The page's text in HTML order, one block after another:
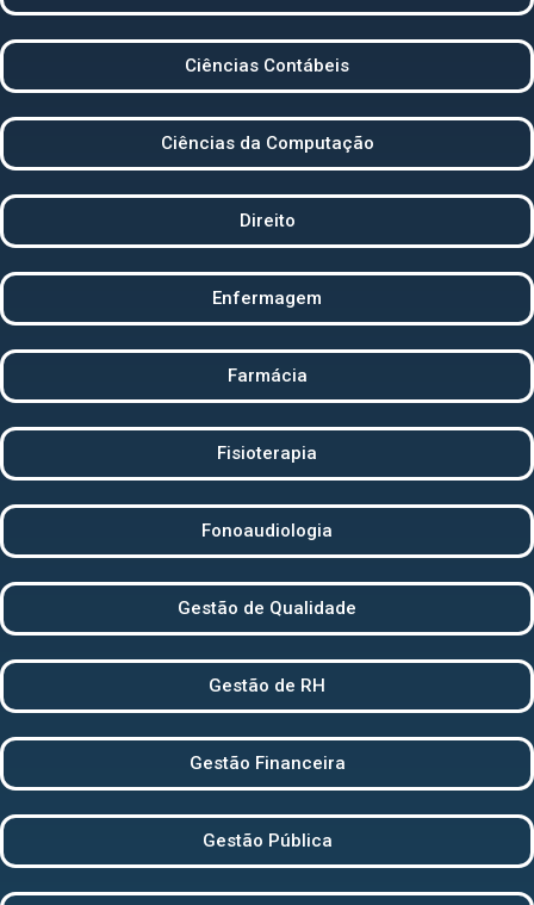
Ciências Contábeis
Ciências da Computação
Direito
Enfermagem
Farmácia
Fisioterapia
Fonoaudiologia
Gestão de Qualidade
Gestão de RH
Gestão Financeira
Gestão Pública